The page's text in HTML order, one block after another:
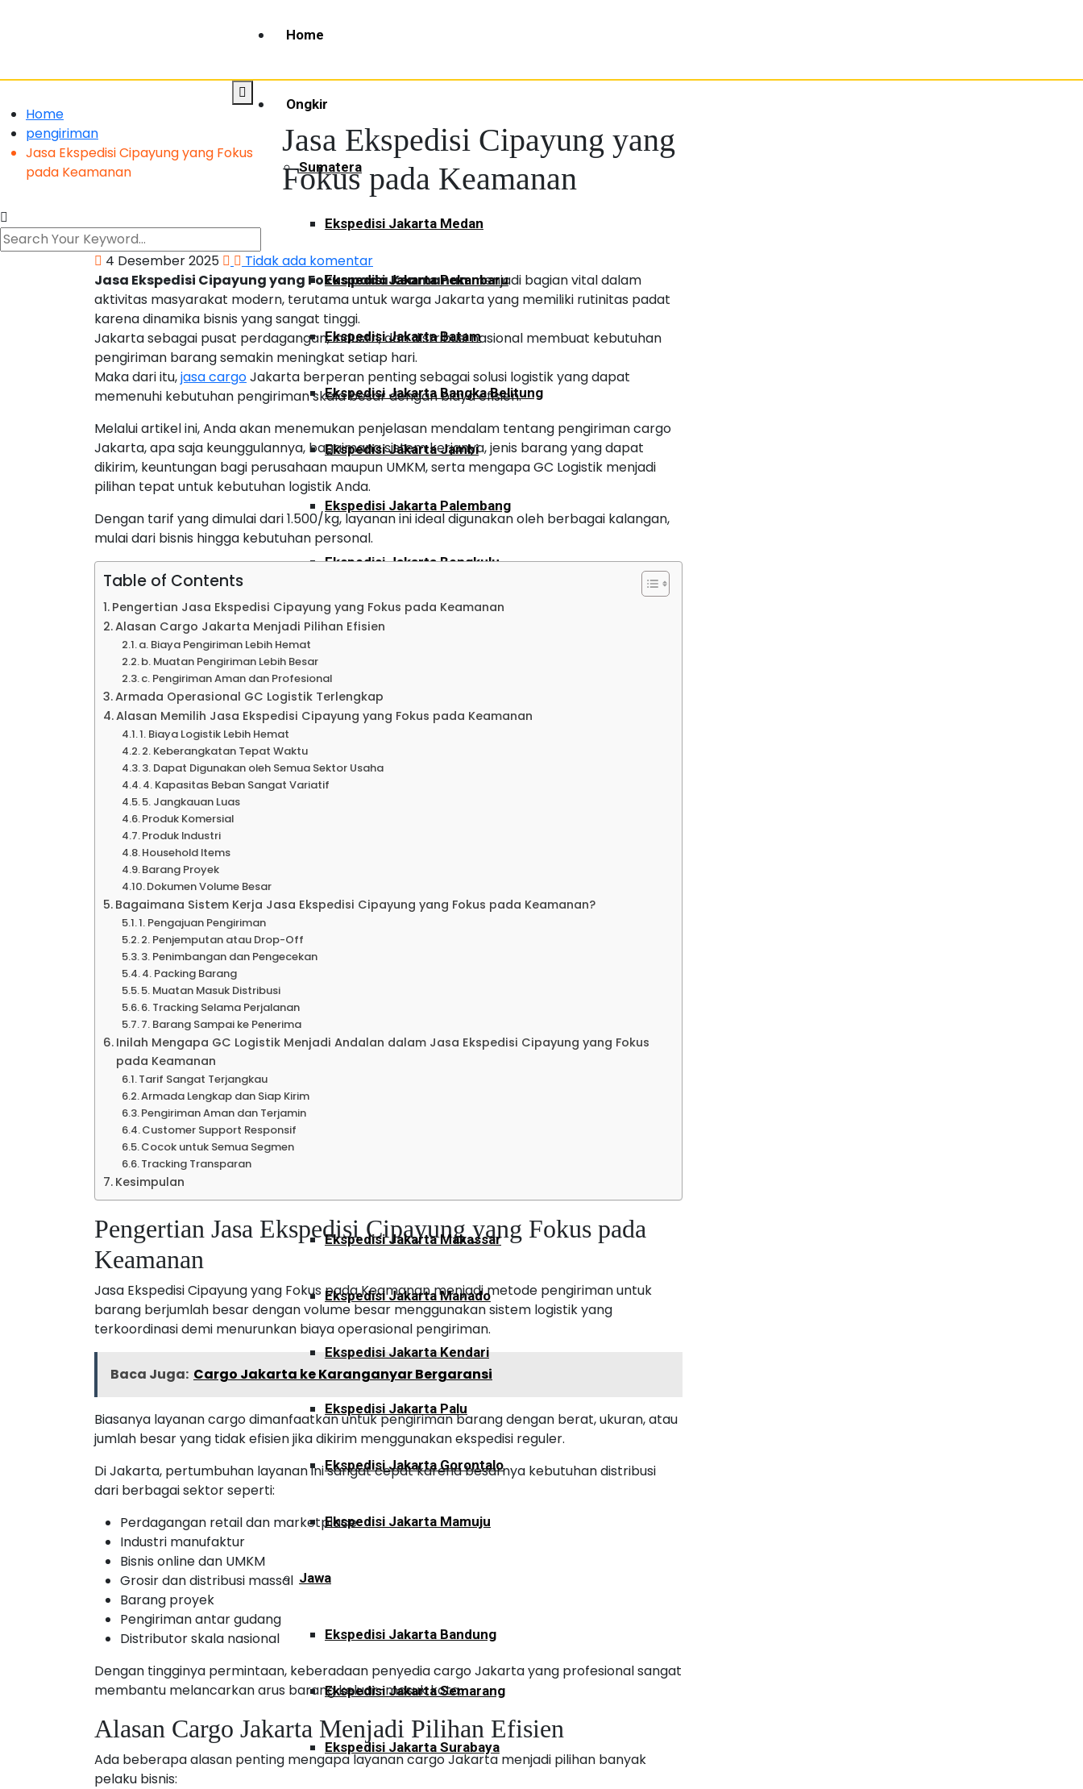
Home
Ongkir
Sumatera
Ekspedisi Jakarta Medan
Ekspedisi Jakarta Pekanbaru
Ekspedisi Jakarta Batam
Ekspedisi Jakarta Bangka Belitung
Ekspedisi Jakarta Jambi
Ekspedisi Jakarta Palembang
Ekspedisi Jakarta Bengkulu
Ekspedisi Jakarta Aceh
Ekspedisi Jakarta Padang
Kalimantan
Ekspedisi Jakarta Balikpapan
Ekspedisi Jakarta Makassar
Ekspedisi Jakarta Manado
Ekspedisi Jakarta Kendari
Ekspedisi Jakarta Palu
Ekspedisi Jakarta Gorontalo
Ekspedisi Jakarta Mamuju
Jawa
Ekspedisi Jakarta Bandung
Ekspedisi Jakarta Semarang
Ekspedisi Jakarta Surabaya
Home
pengiriman
Jasa Ekspedisi Cipayung yang Fokus
pada Keamanan
Jasa Ekspedisi Cipayung yang
Fokus pada Keamanan
4 Desember 2025
Tidak ada komentar
Jasa Ekspedisi Cipayung yang Fokus pada Keamananmenjadi bagian vital dalam
aktivitas masyarakat modern, terutama untuk warga Jakarta yang memiliki rutinitas padat
karena dinamika bisnis yang sangat tinggi.
Jakarta sebagai pusat perdagangan, industri, dan distribusi nasional membuat kebutuhan
pengiriman barang semakin meningkat setiap hari.
Maka dari itu,jasa cargoJakarta berperan penting sebagai solusi logistik yang dapat
memenuhi kebutuhan pengiriman skala besar dengan biaya efisien.
Melalui artikel ini, Anda akan menemukan penjelasan mendalam tentang pengiriman cargo
Jakarta, apa saja keunggulannya, bagaimana sistem kerjanya, jenis barang yang dapat
dikirim, keuntungan bagi perusahaan maupun UMKM, serta mengapa GC Logistik menjadi
pilihan tepat untuk kebutuhan logistik Anda.
Dengan tarif yang dimulai dari 1.500/kg, layanan ini ideal digunakan oleh berbagai kalangan,
mulai dari bisnis hingga kebutuhan personal.
Table of Contents
Pengertian Jasa Ekspedisi Cipayung yang Fokus pada Keamanan
Alasan Cargo Jakarta Menjadi Pilihan Efisien
a. Biaya Pengiriman Lebih Hemat
b. Muatan Pengiriman Lebih Besar
c. Pengiriman Aman dan Profesional
Armada Operasional GC Logistik Terlengkap
Alasan Memilih Jasa Ekspedisi Cipayung yang Fokus pada Keamanan
1. Biaya Logistik Lebih Hemat
2. Keberangkatan Tepat Waktu
3. Dapat Digunakan oleh Semua Sektor Usaha
4. Kapasitas Beban Sangat Variatif
5. Jangkauan Luas
Produk Komersial
Produk Industri
Household Items
Barang Proyek
Dokumen Volume Besar
Bagaimana Sistem Kerja Jasa Ekspedisi Cipayung yang Fokus pada Keamanan?
1. Pengajuan Pengiriman
2. Penjemputan atau Drop-Off
3. Penimbangan dan Pengecekan
4. Packing Barang
5. Muatan Masuk Distribusi
6. Tracking Selama Perjalanan
7. Barang Sampai ke Penerima
Inilah Mengapa GC Logistik Menjadi Andalan dalam Jasa Ekspedisi Cipayung yang Fokus
pada Keamanan
Tarif Sangat Terjangkau
Armada Lengkap dan Siap Kirim
Pengiriman Aman dan Terjamin
Customer Support Responsif
Cocok untuk Semua Segmen
Tracking Transparan
Kesimpulan
Pengertian Jasa Ekspedisi Cipayung yang Fokus pada
Keamanan
Jasa Ekspedisi Cipayung yang Fokus pada Keamanan menjadi metode pengiriman untuk
barang berjumlah besar dengan volume besar menggunakan sistem logistik yang
terkoordinasi demi menurunkan biaya operasional pengiriman.
Baca Juga: Cargo Jakarta ke Karanganyar Bergaransi
Biasanya layanan cargo dimanfaatkan untuk pengiriman barang dengan berat, ukuran, atau
jumlah besar yang tidak efisien jika dikirim menggunakan ekspedisi reguler.
Di Jakarta, pertumbuhan layanan ini sangat cepat karena besarnya kebutuhan distribusi
dari berbagai sektor seperti:
Perdagangan retail dan marketplace
Industri manufaktur
Bisnis online dan UMKM
Grosir dan distribusi massal
Barang proyek
Pengiriman antar gudang
Distributor skala nasional
Dengan tingginya permintaan, keberadaan penyedia cargo Jakarta yang profesional sangat
membantu melancarkan arus barang keluar-masuk kota.
Alasan Cargo Jakarta Menjadi Pilihan Efisien
Ada beberapa alasan penting mengapa layanan cargo Jakarta menjadi pilihan banyak
pelaku bisnis: